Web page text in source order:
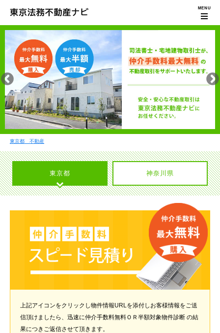
東京都 不動産
東京都 神奈川県
上記アイコンをクリックし物件情報URLを添付しお客様情報をご送
信頂けましたら、迅速に仲介手数料無料ＯＲ半額対象物件診断 の結
果につきご返信させて頂きます。